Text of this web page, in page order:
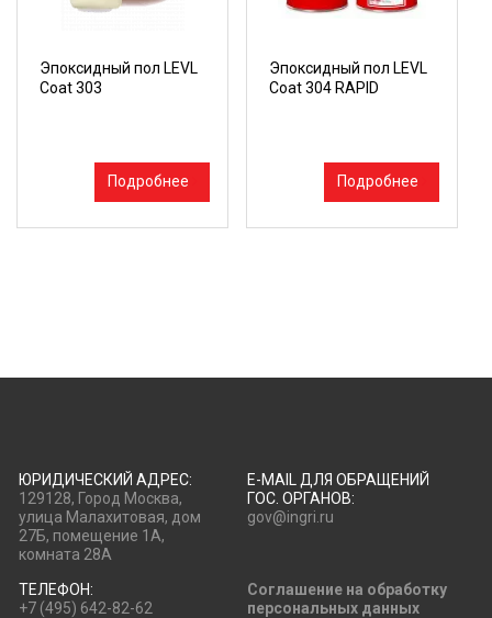
Эпоксидный пол LEVL
Coat 303
Подробнее
Эпоксидный пол LEVL
Coat 304 RAPID
Подробнее
ЮРИДИЧЕСКИЙ АДРЕС:
129128, Город Москва,
улица Малахитовая, дом
27Б, помещение 1А,
комната 28А
E-MAIL ДЛЯ ОБРАЩЕНИЙ
ГОС. ОРГАНОВ:
gov@ingri.ru
ТЕЛЕФОН:
+7 (495) 642-82-62
Соглашение на обработку
персональных данных